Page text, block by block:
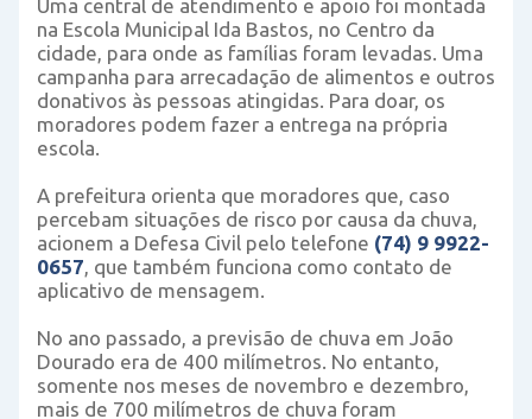
Uma central de atendimento e apoio foi montada
na Escola Municipal Ida Bastos, no Centro da
cidade, para onde as famílias foram levadas. Uma
campanha para arrecadação de alimentos e outros
donativos às pessoas atingidas. Para doar, os
moradores podem fazer a entrega na própria
escola.
A prefeitura orienta que moradores que, caso
percebam situações de risco por causa da chuva,
acionem a Defesa Civil pelo telefone (74) 9 9922-
0657 , que também funciona como contato de
aplicativo de mensagem.
No ano passado, a previsão de chuva em João
Dourado era de 400 milímetros. No entanto,
somente nos meses de novembro e dezembro,
mais de 700 milímetros de chuva foram